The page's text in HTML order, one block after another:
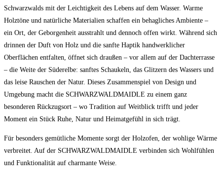
Schwarzwalds mit der Leichtigkeit des Lebens auf dem Wasser. Warme
Holztöne und natürliche Materialien schaffen ein behagliches Ambiente –
ein Ort, der Geborgenheit ausstrahlt und dennoch offen wirkt. Während sich
drinnen der Duft von Holz und die sanfte Haptik handwerklicher
Oberflächen entfalten, öffnet sich draußen – vor allem auf der Dachterrasse
– die Weite der Süderelbe: sanftes Schaukeln, das Glitzern des Wassers und
das leise Rauschen der Natur. Dieses Zusammenspiel von Design und
Umgebung macht die SCHWARZWALDMAIDLE zu einem ganz
besonderen Rückzugsort – wo Tradition auf Weitblick trifft und jeder
Moment ein Stück Ruhe, Natur und Heimatgefühl in sich trägt.
Für besonders gemütliche Momente sorgt der Holzofen, der wohlige Wärme
verbreitet. Auf der SCHWARZWALDMAIDLE verbinden sich Wohlfühlen
und Funktionalität auf charmante Weise.